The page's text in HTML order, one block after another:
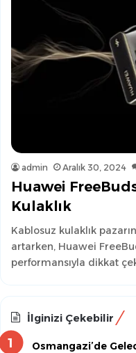
admin Aralık 30, 2024
Huawei
Kulaklık
Kablosuz kulaklık
artarken, Huawei
performansıyla dikkat
İlginizi Çekebilir
Osmangazi’de